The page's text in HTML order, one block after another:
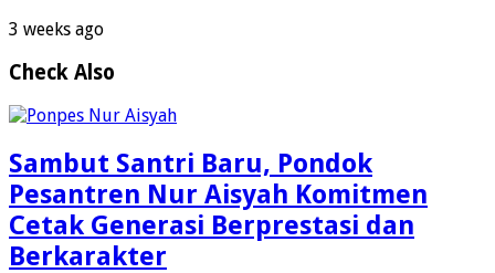
3 weeks ago
Check Also
Sambut Santri Baru, Pondok
Pesantren Nur Aisyah Komitmen
Cetak Generasi Berprestasi dan
Berkarakter